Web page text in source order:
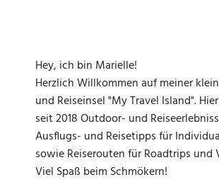
Hey, ich bin Marielle!
Herzlich Willkommen auf meiner
und Reiseinsel "My Travel Island".
seit 2018 Outdoor- und
Ausflugs- und Reisetipps für
sowie Reiserouten für Roadtrips und
Viel Spaß beim Schmökern!